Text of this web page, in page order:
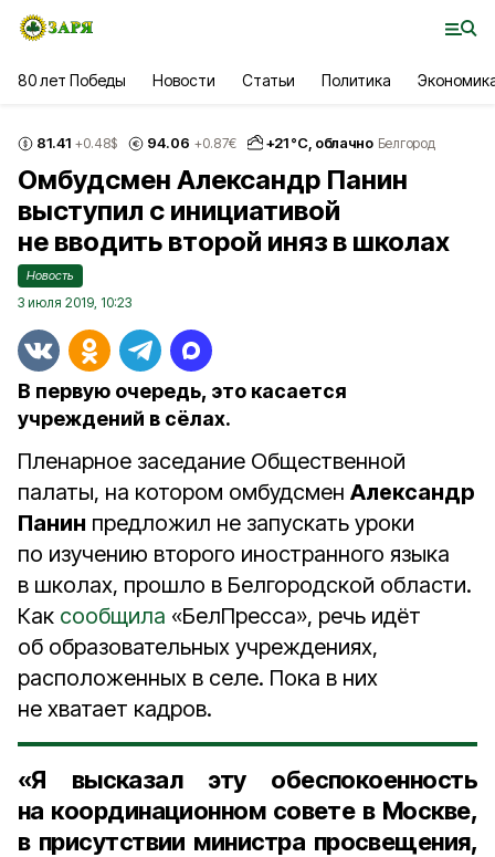
80 лет Победы Новости Статьи Политика
81.41 +0.48$ 94.06 +0.87€ +21°С, облачно Белгород
Омбудсмен Александр Панин
выступил с инициативой
не вводить второй иняз в школах
Новость
3 июля 2019, 10:23
В первую очередь, это касается
учреждений в сёлах.
Пленарное заседание Общественной
палаты, на котором омбудсмен Александр
Панин предложил не запускать уроки
по изучению второго иностранного языка
в школах, прошло в Белгородской области.
Как сообщила «БелПресса», речь идёт
об образовательных учреждениях,
расположенных в селе. Пока в них
не хватает кадров.
«Я высказал эту обеспокоенность
на координационном совете в Москве,
в присутствии министра просвещения,